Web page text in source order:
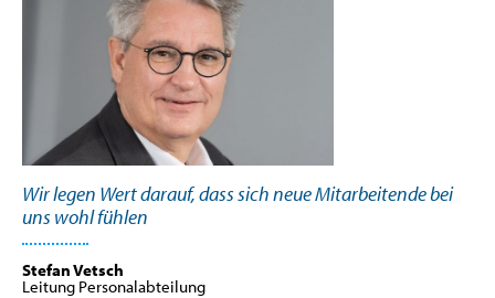
Wir legen Wert darauf, dass sich neue Mitarbeitende bei
uns wohl fühlen
Stefan Vetsch
Leitung Personalabteilung